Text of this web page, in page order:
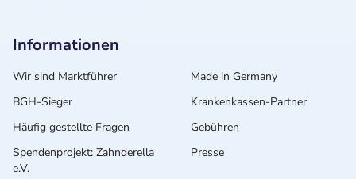
Informationen
Wir sind Marktführer
Made in Germany
BGH-Sieger
Krankenkassen-Partner
Häufig gestellte Fragen
Gebühren
Spendenprojekt: Zahnderella
e.V.
Presse